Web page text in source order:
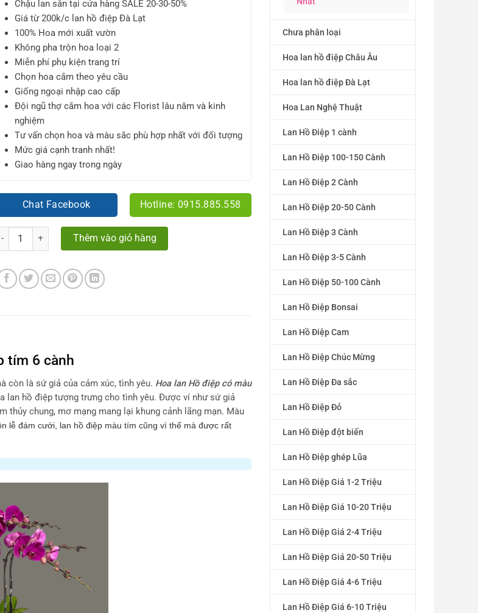
Chưa phân loại
Hoa lan hồ điệp Châu Âu
Hoa lan hồ điệp Đà Lạt
Hoa Lan Nghệ Thuật
Lan Hồ Điệp 1 cành
Lan Hồ Điệp 100-150 Cành
Lan Hồ Điệp 2 Cành
Lan Hồ Điệp 20-50 Cành
Lan Hồ Điệp 3 Cành
Lan Hồ Điệp 3-5 Cành
Lan Hồ Điệp 50-100 Cành
Lan Hồ Điệp Bonsai
Lan Hồ Điệp Cam
Lan Hồ Điệp Chúc Mừng
Lan Hồ Điệp Đa sắc
Lan Hồ Điệp Đỏ
Lan Hồ Điệp đột biến
Lan Hồ Điệp ghép Lũa
Lan Hồ Điệp Giá 1-2 Triệu
Lan Hồ Điệp Giá 10-20 Triệu
Lan Hồ Điệp Giá 2-4 Triệu
Lan Hồ Điệp Giá 20-50 Triệu
Lan Hồ Điệp Giá 4-6 Triệu
Lan Hồ Điệp Giá 6-10 Triệu
Chậu lan sẵn tại cửa hàng SALE 20-30-50%
Giá từ 200k/c lan hồ điệp Đà Lạt
100% Hoa mới xuất vườn
Không pha trộn hoa loại 2
Miễn phí phụ kiện trang trí
Chọn hoa cắm theo yêu cầu
Giống ngoại nhập cao cấp
Đội ngũ thợ cắm hoa với các Florist lâu năm và kinh
nghiệm
Tư vấn chọn hoa và màu sắc phù hợp nhất với đối tượng
Mức giá cạnh tranh nhất!
Giao hàng ngay trong ngày
Chat Facebook Hotline: 0915.885.558
Số lượng Thêm vào giỏ hàng
tím 6 cành
còn là sứ giả của cảm xúc, tình yêu. Hoa lan Hồ điệp có màu
lan hồ điệp tượng trưng cho tình yêu. Được ví như sứ giả
thủy chung, mơ mạng mang lại khung cảnh lãng mạn. Màu
lễ đám cưới, lan hồ điệp màu tím cũng vì thế mà được rất